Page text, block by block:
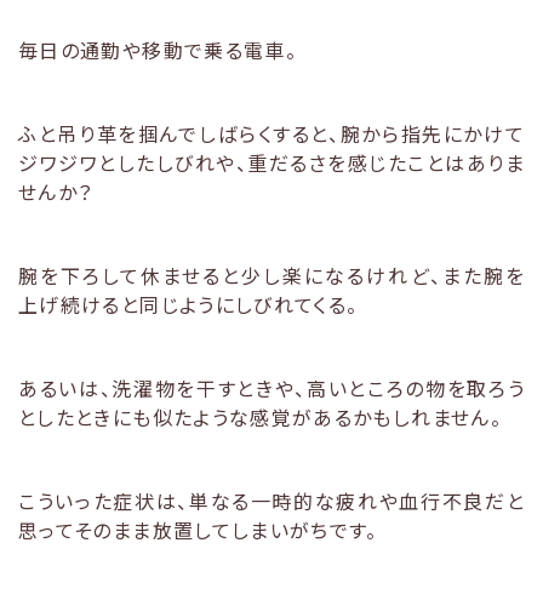
毎日の通勤や移動で乗る電車。
ふと吊り革を掴んでしばらくすると、腕から指先にかけて
ジワジワとしたしびれや、重だるさを感じたことはありま
せんか？
腕を下ろして休ませると少し楽になるけれど、また腕を
上げ続けると同じようにしびれてくる。
あるいは、洗濯物を干すときや、高いところの物を取ろう
としたときにも似たような感覚があるかもしれません。
こういった症状は、単なる一時的な疲れや血行不良だと
思ってそのまま放置してしまいがちです。